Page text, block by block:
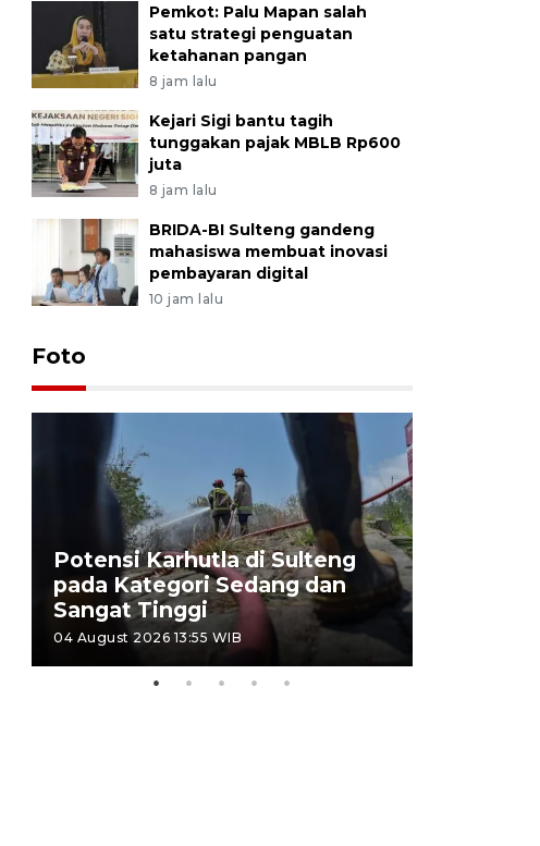
Pemkot: Palu Mapan salah
satu strategi penguatan
ketahanan pangan
8 jam lalu
Kejari Sigi bantu tagih
tunggakan pajak MBLB Rp600
juta
8 jam lalu
BRIDA-BI Sulteng gandeng
mahasiswa membuat inovasi
pembayaran digital
10 jam lalu
Foto
Potensi Karhutla di Sulteng
pada Kategori Sedang dan
Sangat Tinggi
04 August 2026 13:55 WIB